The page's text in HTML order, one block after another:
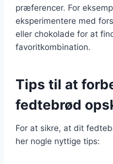
præferencer. For
eksperimentere med
eller chokolade for at
favoritkombination.
Tips til at
fedtebrød
For at sikre, at dit
her nogle nyttige tips: